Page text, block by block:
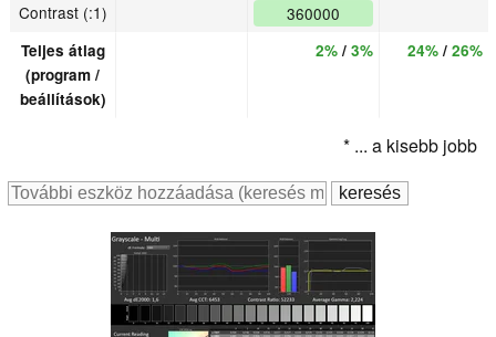
Contrast (:1) 360000
Teljes átlag
(program /
beállítások)
2%/ 3% 24%/ 26%
* ... a kisebb jobb